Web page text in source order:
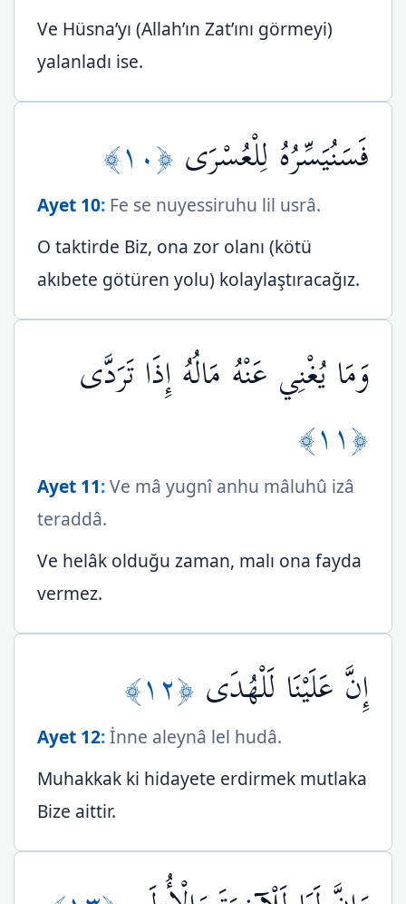
Ve Hüsna’yı (Allah’ın Zat’ını görmeyi)
yalanladı ise.
فَسَنُيَسِّرُهُ لِلْعُسْرَى ﴿١٠﴾
Ayet 10: Fe se nuyessiruhu lil usrâ.
O taktirde Biz, ona zor olanı (kötü
akıbete götüren yolu) kolaylaştıracağız.
وَمَا يُغْنِي عَنْهُ مَالُهُ إِذَا تَرَدَّى
﴿١١﴾
Ayet 11:Ve mâ yugnî anhu mâluhû izâ
teraddâ.
Ve helâk olduğu zaman, malı ona fayda
vermez.
إِنَّ عَلَيْنَا لَلْهُدَى ﴿١٢﴾
Ayet 12:İnne aleynâ lel hudâ.
Muhakkak ki hidayete erdirmek mutlaka
Bize aittir.